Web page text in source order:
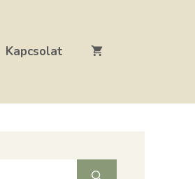
Kapcsolat